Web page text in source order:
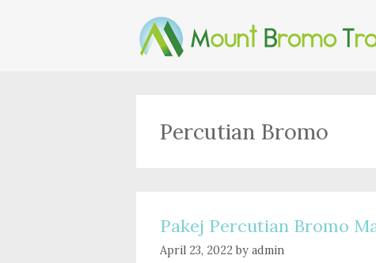
Percutian Bromo
Pakej Percutian Bromo
April 23, 2022 by admin